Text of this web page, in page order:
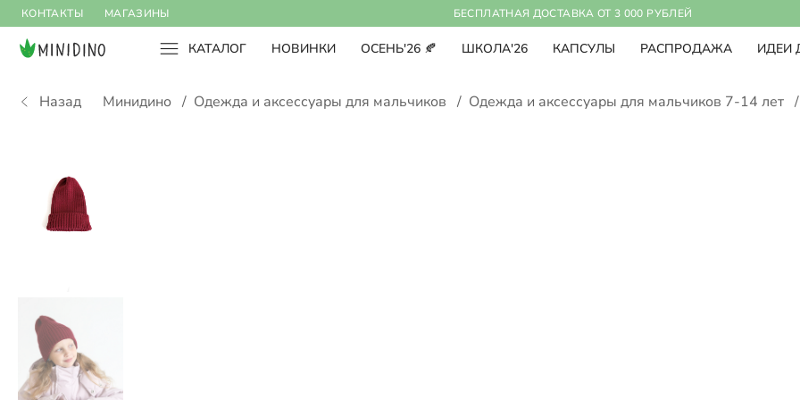
КОНТАКТЫ МАГАЗИНЫ БЕСПЛАТНАЯ ДОСТАВКА ОТ 3 000 РУБЛЕЙ
КАТАЛОГ НОВИНКИ ОСЕНЬ'26 🍂 ШКОЛА'26 КАПСУЛЫ РАСПРОДАЖА ИДЕИ
Назад Минидино / Одежда и аксессуары для мальчиков / Одежда и аксессуары для мальчиков 7-14 лет /